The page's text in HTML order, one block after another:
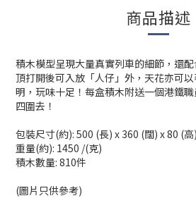
商品描述
積木模型呈現大量真實列車的細節，還
頂打開後可入放「人仔」外，天花亦可
明，玩味十足！每盒積木附送一個港鐵
四圍去！
包裝尺寸(約): 500 (長) x 360 (闊) x 80 (
重量(約): 1450 /(克)
積木數量: 810件
(圖片只供參考)